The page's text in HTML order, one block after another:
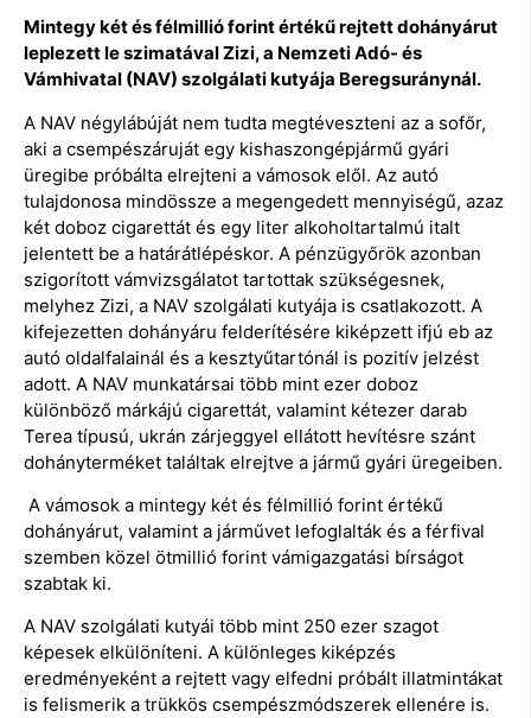
Mintegy két és félmillió forint értékű rejtett dohányárut
leplezett le szimatával Zizi, a Nemzeti Adó- és
Vámhivatal (NAV) szolgálati kutyája Beregsuránynál.
A NAV négylábúját nem tudta megtéveszteni az a sofőr,
aki a csempészáruját egy kishaszongépjármű gyári
üregibe próbálta elrejteni a vámosok elől. Az autó
tulajdonosa mindössze a megengedett mennyiségű, azaz
két doboz cigarettát és egy liter alkoholtartalmú italt
jelentett be a határátlépéskor. A pénzügyőrök azonban
szigorított vámvizsgálatot tartottak szükségesnek,
melyhez Zizi, a NAV szolgálati kutyája is csatlakozott. A
kifejezetten dohányáru felderítésére kiképzett ifjú eb az
autó oldalfalainál és a kesztyűtartónál is pozitív jelzést
adott. A NAV munkatársai több mint ezer doboz
különböző márkájú cigarettát, valamint kétezer darab
Terea típusú, ukrán zárjeggyel ellátott hevítésre szánt
dohányterméket találtak elrejtve a jármű gyári üregeiben.
A vámosok a mintegy két és félmillió forint értékű
dohányárut, valamint a járművet lefoglalták és a férfival
szemben közel ötmillió forint vámigazgatási bírságot
szabtak ki.
A NAV szolgálati kutyái több mint 250 ezer szagot
képesek elkülöníteni. A különleges kiképzés
eredményeként a rejtett vagy elfedni próbált illatmintákat
is felismerik a trükkös csempészmódszerek ellenére is.